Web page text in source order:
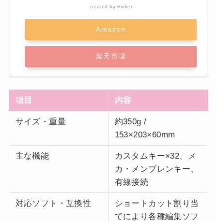
created by Rinker
Amazon
楽天市場
項目 内容
サイズ・重量
約350g /
153×203×60mm
主な機能
カスタムキー×32、メ
カ・メンブレンキー、
有線接続
対応ソフト・互換性
ショートカット割り当
てにより各種編集ソフ